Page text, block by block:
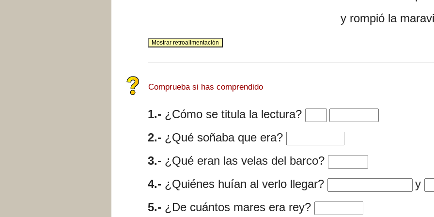
y rompió la
Comprueba si has comprendido
1.- ¿Cómo se titula la lectura? Rellenar huecos (1):
Rellenar huecos (2):
2.- ¿Qué soñaba que era? Rellenar huecos (3):
3.- ¿Qué eran las velas del barco?Rellenar huecos (4):
4.- ¿Quiénes huían al verlo llegar? Rellenar huecos (5): y
5.- ¿De cuántos mares era rey? Rellenar huecos (7):